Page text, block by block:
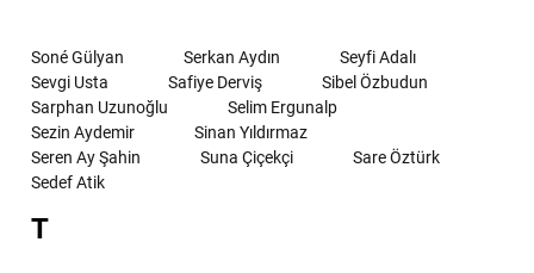
Soné Gülyan Serkan Aydın
Seyfi Adalı
Sevgi Usta
Safiye Derviş
Sibel Özbudun
Sarphan Uzunoğlu
Selim Ergunalp
Sezin Aydemir
Sinan Yıldırmaz
Seren Ay Şahin
Suna Çiçekçi
Sare Öztürk
Sedef Atik
T